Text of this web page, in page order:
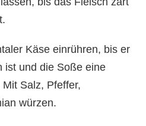
Käse einrühren, bis er
ist und die Soße eine
Salz, Pfeffer,
würzen.